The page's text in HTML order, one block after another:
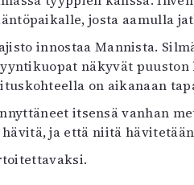
josta aamulla
innostaa Mannista.
näkyvät puuston
on aikanaan
itsensä vanhan
ja että niitä